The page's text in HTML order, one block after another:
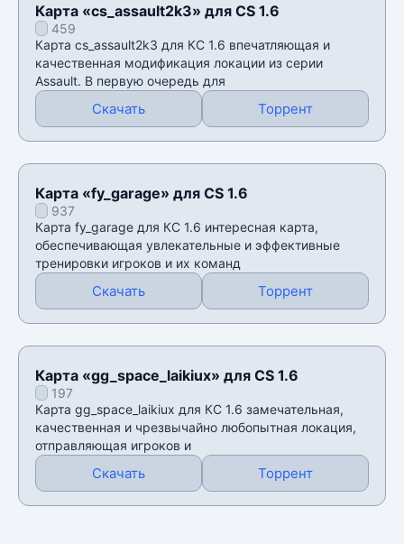
Карта «cs_assault2k3» для CS 1.6
459
Карта cs_assault2k3 для КС 1.6 впечатляющая и
качественная модификация локации из серии
Аssault. В первую очередь для
Скачать Торрент
Карта «fy_garage» для CS 1.6
937
Карта fy_garage для КС 1.6 интересная карта,
обеспечивающая увлекательные и эффективные
тренировки игроков и их команд
Скачать Торрент
Карта «gg_space_laikiux» для CS 1.6
197
Карта gg_space_laikiux для КС 1.6 замечательная,
качественная и чрезвычайно любопытная локация,
отправляющая игроков и
Скачать Торрент